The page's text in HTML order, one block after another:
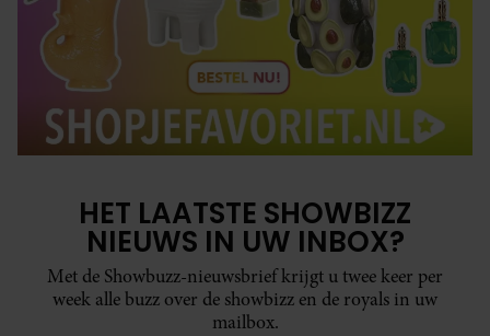
HET LAATSTE SHOWBIZZ
NIEUWS IN UW INBOX?
Met de Showbuzz-nieuwsbrief krijgt u twee keer per
week alle buzz over de showbizz en de royals in uw
mailbox.